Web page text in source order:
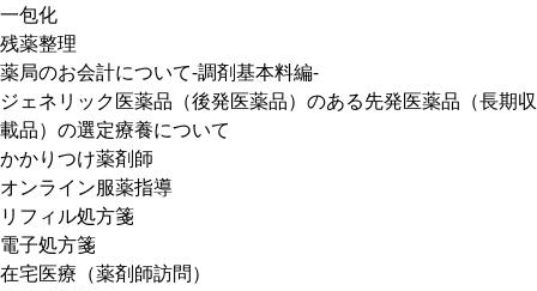
一包化
残薬整理
薬局のお会計について-調剤基本料編-
ジェネリック医薬品（後発医薬品）のある先発医薬品（長期収
載品）の選定療養について
かかりつけ薬剤師
オンライン服薬指導
リフィル処方箋
電子処方箋
在宅医療（薬剤師訪問）